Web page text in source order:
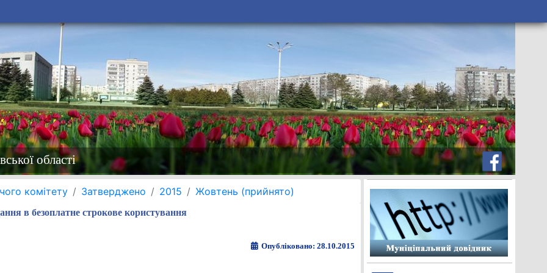
області
комітету Затверджено 2015 Жовтень (прийнято)
в безоплатне строкове користування
Опубліковано: 28.10.2015